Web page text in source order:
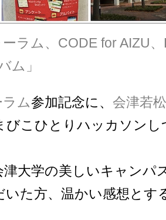
ーラム、CODE for AIZU
ム」
ム参加記念に、 会津若
びこひとりハッカソンし
津大学の美しいキャンパ
いた方、温かい感想とす